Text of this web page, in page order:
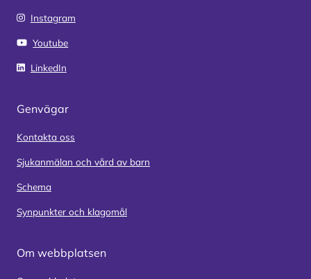
Instagram
Youtube
LinkedIn
Genvägar
Kontakta oss
Sjukanmälan och vård av barn
Schema
Synpunkter och klagomål
Om webbplatsen